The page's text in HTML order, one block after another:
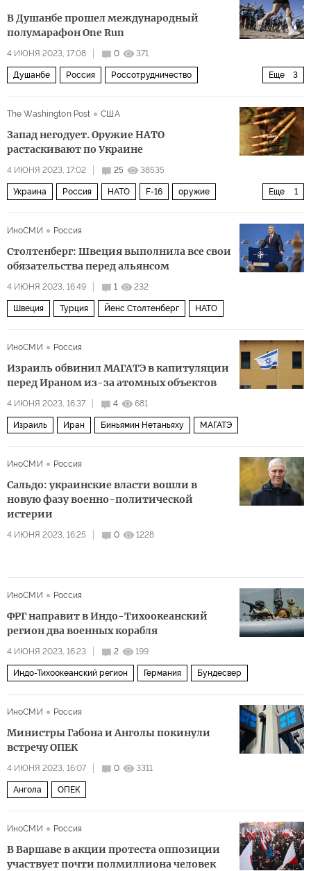
В Душанбе прошел международный
полумарафон One Run
4 ИЮНЯ 2023, 17:08 0 371
Еще 3
Душанбе Россия Россотрудничество
The Washington Post
США
Запад негодует. Оружие НАТО
растаскивают по Украине
4 ИЮНЯ 2023, 17:02 25 38535
Еще 1
Украина Россия НАТО F-16 оружие
ИноСМИ
Россия
Столтенберг: Швеция выполнила все свои
обязательства перед альянсом
4 ИЮНЯ 2023, 16:49 1 232
Швеция Турция Йенс Столтенберг НАТО
ИноСМИ Россия
Израиль обвинил МАГАТЭ в капитуляции
перед Ираном из-за атомных объектов
4 ИЮНЯ 2023, 16:37 4 681
Израиль Иран Биньямин Нетаньяху МАГАТЭ
ИноСМИ Россия
Сальдо: украинские власти вошли в
новую фазу военно-политической
истерии
4 ИЮНЯ 2023, 16:25 0 1228
ИноСМИ Россия
ФРГ направит в Индо-Тихоокеанский
регион два военных корабля
4 ИЮНЯ 2023, 16:23 2 199
Индо-Тихоокеанский регион Германия Бундесвер
ИноСМИ Россия
Министры Габона и Анголы покинули
встречу ОПЕК
4 ИЮНЯ 2023, 16:07 0 3311
Ангола ОПЕК
ИноСМИ Россия
В Варшаве в акции протеста оппозиции
участвует почти полмиллиона человек